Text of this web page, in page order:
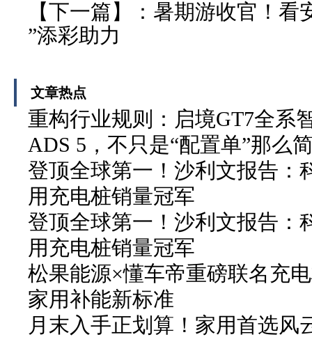
【下一篇】： 暑期游收官！看
”添彩助力
文章热点
重构行业规则：启境GT7全系
ADS 5，不只是“配置单”那么
登顶全球第一！沙利文报告：
用充电桩销量冠军
登顶全球第一！沙利文报告：
用充电桩销量冠军
松果能源×懂车帝重磅联名充
家用补能新标准
月末入手正划算！家用首选风